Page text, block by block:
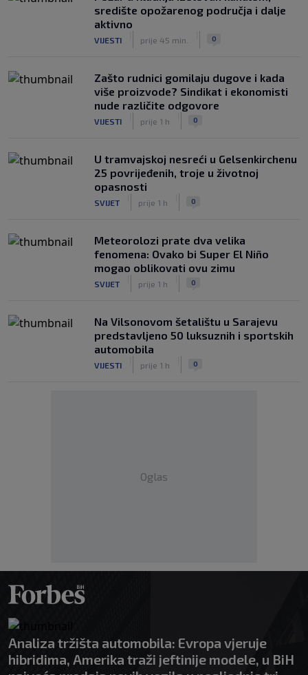
središte opožarenog područja i dalje
aktivno
VIJESTI prije 45 min. 0
Zašto rudnici gomilaju dugove i kada
više proizvode? Sindikat i ekonomisti
nude različite odgovore
VIJESTI prije 1 h 0
U tramvajskoj nesreći u Gelsenkirchenu
25 povrijeđenih, troje u životnoj
opasnosti
SVIJET prije 1 h 0
Meteorolozi prate dva velika
fenomena: Ovako bi Super El Niño
mogao oblikovati ovu zimu
SVIJET prije 1 h 0
Na Vilsonovom šetalištu u Sarajevu
predstavljeno 50 luksuznih i sportskih
automobila
VIJESTI prije 1 h 0
Oglas
Analiza tržišta automobila: Evropa vjeruje
hibridima, Amerika traži jeftinije modele, u BiH